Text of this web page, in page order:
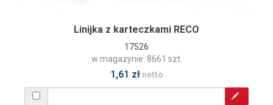
Linijka z karteczkami RECO
17526
w magazynie: 8661 szt.
1,61 złnetto